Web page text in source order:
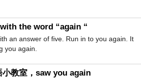
the word “again “
an answer of five. Run in to you again. It
you again.
小教室，saw you again